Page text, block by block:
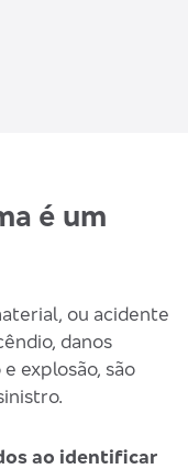
é um
ou acidente
danos
explosão, são
ao identificar